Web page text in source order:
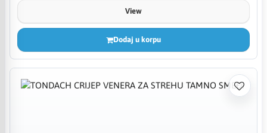
View
Dodaj u korpu